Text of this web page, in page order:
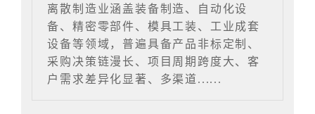
离散制造业涵盖装备制造、自动化设
备、精密零部件、模具工装、工业成套
设备等领域，普遍具备产品非标定制、
采购决策链漫长、项目周期跨度大、客
户需求差异化显著、多渠道......